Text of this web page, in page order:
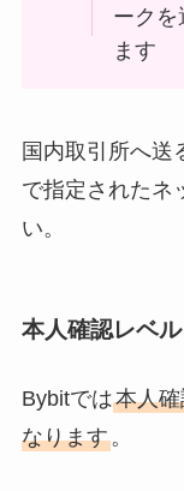
ークを
ます
国内取引所へ送
で指定されたネ
い。
本人確認レベ
Bybitでは本人
なります。